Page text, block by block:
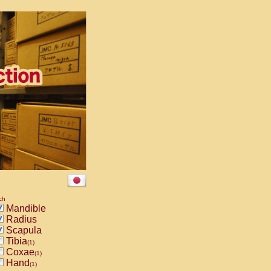
Mandible
Radius
Scapula
Tibia(1)
Coxae(1)
Hand(1)